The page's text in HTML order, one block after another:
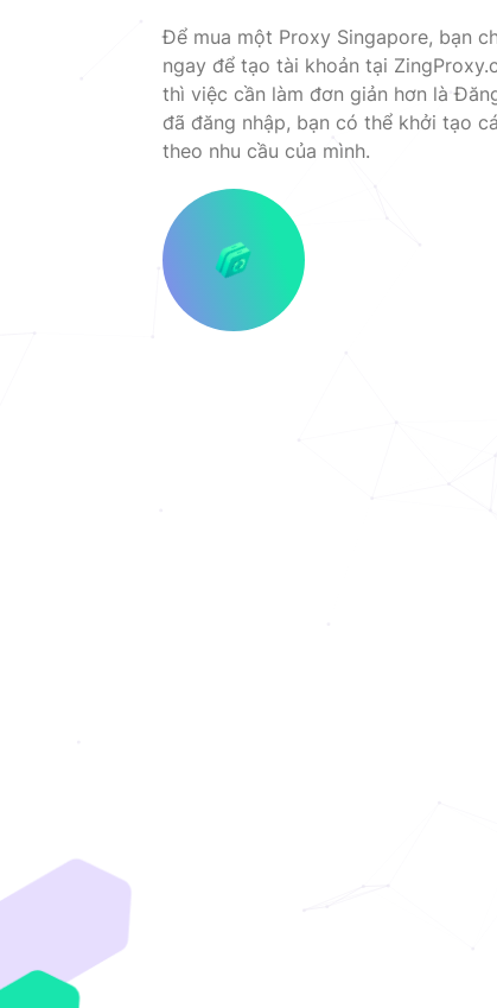
Để mua một Proxy Singapore, bạn
ngay để tạo tài khoản tại
thì việc cần làm đơn giản hơn là
đã đăng nhập, bạn có thể khởi tạo
theo nhu cầu của mình.